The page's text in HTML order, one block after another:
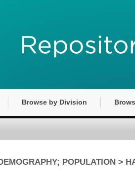
Browse by Division
POPULATION >